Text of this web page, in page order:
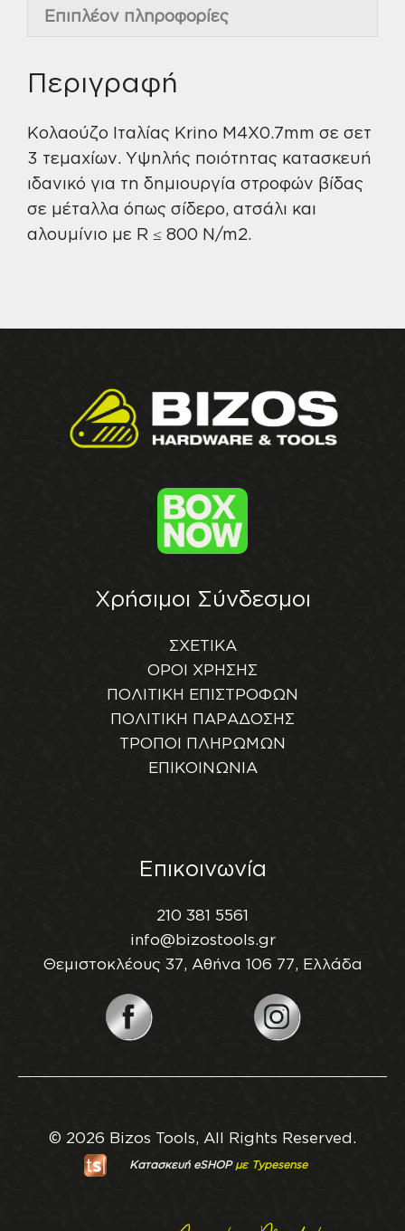
Επιπλέον πληροφορίες
Περιγραφή
Κολαούζο Ιταλίας Krino M4X0.7mm σε σετ
3 τεμαχίων. Υψηλής ποιότητας κατασκευή
ιδανικό για τη δημιουργία στροφών βίδας
σε μέταλλα όπως σίδερο, ατσάλι και
αλουμίνιο με R ≤ 800 N/m2.
Χρήσιμοι Σύνδεσμοι
ΣΧΕΤΙΚΑ
ΟΡΟΙ ΧΡΗΣΗΣ
ΠΟΛΙΤΙΚΗ ΕΠΙΣΤΡΟΦΩΝ
ΠΟΛΙΤΙΚΗ ΠΑΡΑΔΟΣΗΣ
ΤΡΟΠΟΙ ΠΛΗΡΩΜΩΝ
ΕΠΙΚΟΙΝΩΝΙΑ
Επικοινωνία
210 381 5561
info@bizostools.gr
Θεμιστοκλέους 37, Αθήνα 106 77, Ελλάδα
© 2026 Bizos Tools, All Rights Reserved.
Κατασκευή eSHOPμε Typesense